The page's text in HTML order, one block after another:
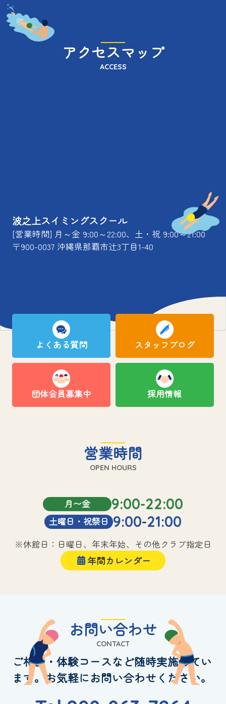
アクセスマップ
ACCESS
波之上スイミングスクール
[営業時間] 月～金 9:00～22:00、土・祝 9:00～21:00
〒900-0037 沖縄県那覇市辻3丁目1-40
よくある質問 スタッフブログ
団体会員募集中 採用情報
営業時間
OPEN HOURS
月〜金 9:00-22:00
土曜日・祝祭日 9:00-21:00
※休館日：日曜日、年末年始、その他クラブ指定日
年間カレンダー
お問い合わせ
CONTACT
ご相談・体験コースなど随時実施してい
ます。お気軽にお問い合わせください。